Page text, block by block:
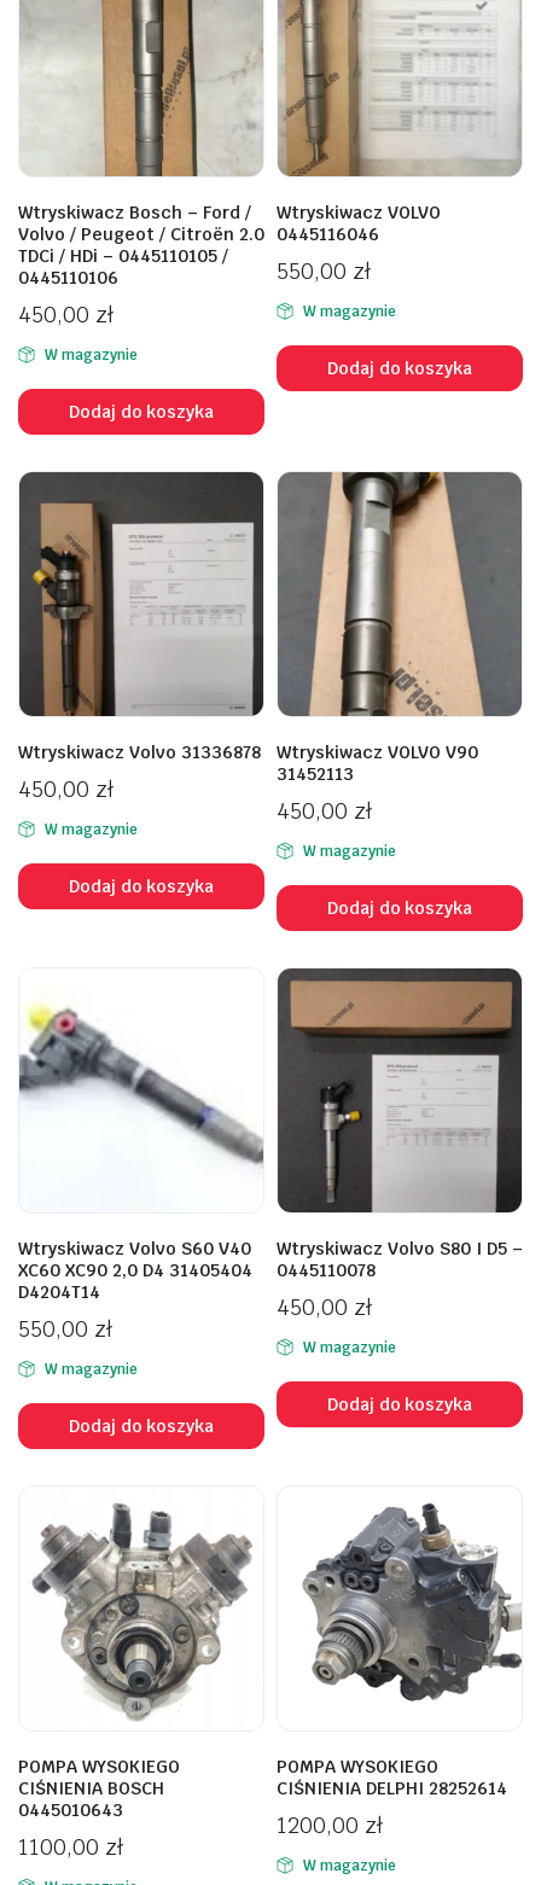
Wtryskiwacz Bosch – Ford /
Volvo / Peugeot / Citroën 2.0
TDCi / HDi – 0445110105 /
0445110106
450,00 zł
W magazynie
Dodaj do koszyka
Wtryskiwacz VOLVO
0445116046
550,00 zł
W magazynie
Dodaj do koszyka
Wtryskiwacz Volvo 31336878
450,00 zł
W magazynie
Dodaj do koszyka
Wtryskiwacz VOLVO V90
31452113
450,00 zł
W magazynie
Dodaj do koszyka
Wtryskiwacz Volvo S60 V40
XC60 XC90 2,0 D4 31405404
D4204T14
550,00 zł
W magazynie
Dodaj do koszyka
Wtryskiwacz Volvo S80 I D5 –
0445110078
450,00 zł
W magazynie
Dodaj do koszyka
POMPA WYSOKIEGO
CIŚNIENIA BOSCH
0445010643
1100,00 zł
POMPA WYSOKIEGO
CIŚNIENIA DELPHI 28252614
1200,00 zł
W magazynie